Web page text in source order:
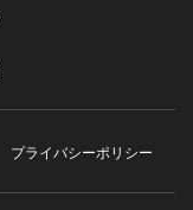
プライバシーポリシー